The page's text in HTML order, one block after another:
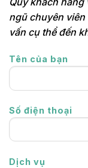
ngũ chuyên viên
vấn cụ thể đến
Tên của bạn
Số điện thoại
Dịch vụ